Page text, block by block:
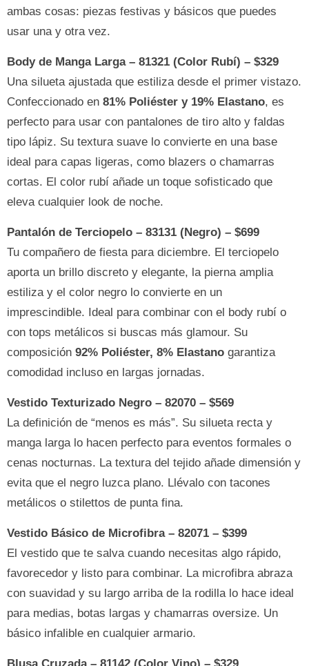
ambas cosas: piezas festivas y básicos que puedes
usar una y otra vez.
Body de Manga Larga – 81321 (Color Rubí) – $329
Una silueta ajustada que estiliza desde el primer vistazo.
Confeccionado en 81% Poliéster y 19% Elastano, es
perfecto para usar con pantalones de tiro alto y faldas
tipo lápiz. Su textura suave lo convierte en una base
ideal para capas ligeras, como blazers o chamarras
cortas. El color rubí añade un toque sofisticado que
eleva cualquier look de noche.
Pantalón de Terciopelo – 83131 (Negro) – $699
Tu compañero de fiesta para diciembre. El terciopelo
aporta un brillo discreto y elegante, la pierna amplia
estiliza y el color negro lo convierte en un
imprescindible. Ideal para combinar con el body rubí o
con tops metálicos si buscas más glamour. Su
composición 92% Poliéster, 8% Elastano garantiza
comodidad incluso en largas jornadas.
Vestido Texturizado Negro – 82070 – $569
La definición de “menos es más”. Su silueta recta y
manga larga lo hacen perfecto para eventos formales o
cenas nocturnas. La textura del tejido añade dimensión y
evita que el negro luzca plano. Llévalo con tacones
metálicos o stilettos de punta fina.
Vestido Básico de Microfibra – 82071 – $399
El vestido que te salva cuando necesitas algo rápido,
favorecedor y listo para combinar. La microfibra abraza
con suavidad y su largo arriba de la rodilla lo hace ideal
para medias, botas largas y chamarras oversize. Un
básico infalible en cualquier armario.